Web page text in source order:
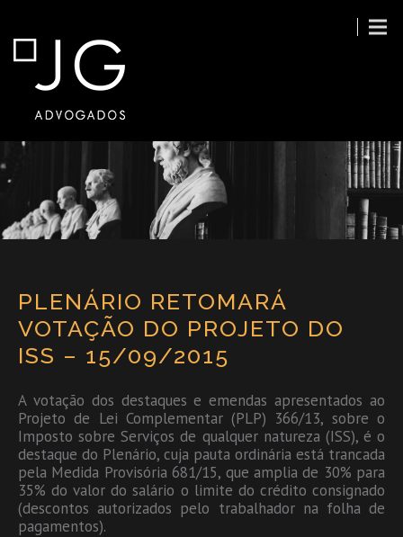
PLENÁRIO RETOMARÁ
VOTAÇÃO DO PROJETO DO
ISS – 15/09/2015
A votação dos destaques e emendas apresentados ao
Projeto de Lei Complementar (PLP) 366/13, sobre o
Imposto sobre Serviços de qualquer natureza (ISS), é o
destaque do Plenário, cuja pauta ordinária está trancada
pela Medida Provisória 681/15, que amplia de 30% para
35% do valor do salário o limite do crédito consignado
(descontos autorizados pelo trabalhador na folha de
pagamentos).